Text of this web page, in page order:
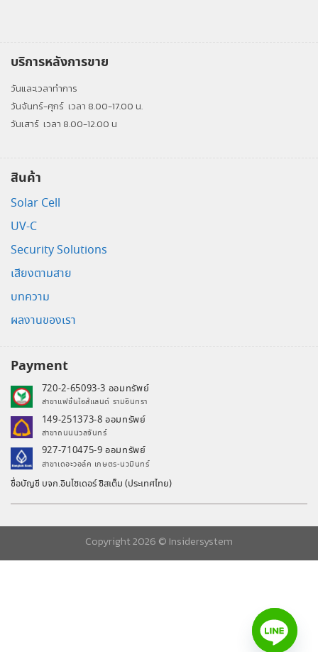
บริการหลังการขาย
วันและเวลาทำการ
วันจันทร์-ศุกร์ เวลา 8.00-17.00 น.
วันเสาร์ เวลา 8.00-12.00 น
สินค้า
Solar Cell
UV-C
Security Solutions
เสียงตามสาย
บทความ
ผลงานของเรา
Payment
720-2-65093-3 ออมทรัพย์
สาขาแฟชั่นไอส์แลนด์ รามอินทรา
149-251373-8 ออมทรัพย์
สาขาถนนนวลจันทร์
927-710475-9 ออมทรัพย์
สาขาเดอะวอล์ค เกษตร-นวมินทร์
ชื่อบัญชี บจก.อินไซเดอร์ ซิสเต็ม (ประเทศไทย)
Copyright 2026 © Insidersystem